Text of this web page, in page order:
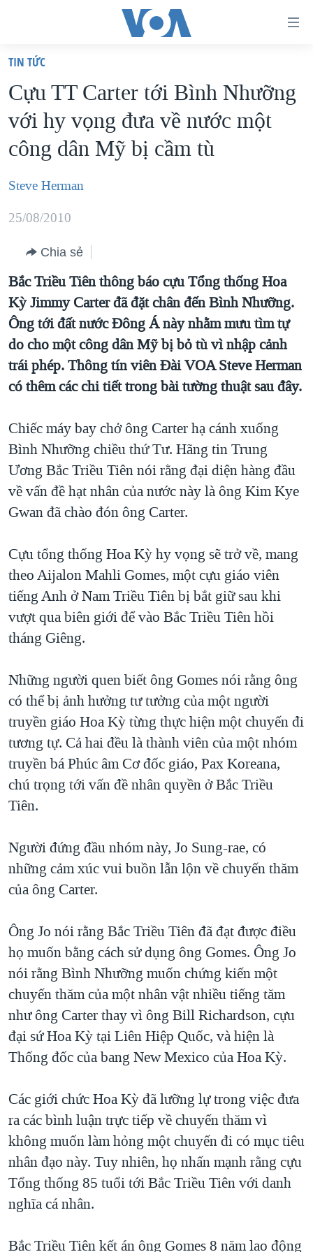
truy
cập
Tới
nội
chính
điều
hướng
Đi
tới
"Tìm"
VIỆT NAM
HOA KỲ
BIỂN ĐÔNG
THẾ GIỚI
DIỄN ĐÀN
MỤC
TỰ DO BÁO CHÍ
VẠCH TRẦN TIN GIẢ
NGƯỜI VIỆT HẢI NGOẠI
ĐỜI SỐNG
KINH TẾ
SỨC KHOẺ
VĂN HOÁ
THỂ THAO
CHUYÊN ĐỀ
CHIẾN TRANH THƯƠNG MẠI CỦA MỸ: QUÁ KHỨ VÀ HIỆN
HÀNH TRÌNH BẦU CỬ 2024
MỘT NĂM CHIẾN TRANH TẠI DẢI GAZA
GIẢI MÃ VÀNH ĐAI & CON ĐƯỜNG
TRỊNH VĨNH BÌNH - NGƯỜI HẠ 'BÊN THẮNG CUỘC'
GROUND ZERO – XƯA VÀ NAY
CHI PHÍ CHIẾN TRANH AFGHANISTAN
CÁC GIÁ TRỊ CỘNG HÒA Ở VIỆT NAM
TRỊNH VĨNH BÌNH VS. CHÍNH PHỦ VIỆT NAM
NGƯ DÂN VIỆT VÀ LÀN SÓNG TRỘM HẢI SÂM
BÊN KIA QUỐC LỘ: TIẾNG VỌNG TỪ NÔNG THÔN MỸ
QUAN HỆ VIỆT MỸ
HỌC TIẾNG ANH
VIDEO
NGHE
MẠNG XÃ HỘI
Ngôn ngữ khác
TIN TỨC
Cựu TT Carter tới Bình Nhưỡng
với hy vọng đưa về nước một
công dân Mỹ bị cầm tù
Steve Herman
25/08/2010
Chia sẻ
Bắc Triều Tiên thông báo cựu Tổng thống Hoa
Kỳ Jimmy Carter đã đặt chân đến Bình Nhưỡng.
Ông tới đất nước Đông Á này nhằm mưu tìm tự
do cho một công dân Mỹ bị bỏ tù vì nhập cảnh
trái phép. Thông tín viên Đài VOA Steve Herman
có thêm các chi tiết trong bài tường thuật sau đây.
Chiếc máy bay chở ông Carter hạ cánh xuống
Bình Nhưỡng chiều thứ Tư. Hãng tin Trung
Ương Bắc Triều Tiên nói rằng đại diện hàng đầu
về vấn đề hạt nhân của nước này là ông Kim Kye
Gwan đã chào đón ông Carter.
Cựu tổng thống Hoa Kỳ hy vọng sẽ trở về, mang
theo Aijalon Mahli Gomes, một cựu giáo viên
tiếng Anh ở Nam Triều Tiên bị bắt giữ sau khi
vượt qua biên giới để vào Bắc Triều Tiên hồi
tháng Giêng.
Những người quen biết ông Gomes nói rằng ông
có thể bị ảnh hưởng tư tưởng của một người
truyền giáo Hoa Kỳ từng thực hiện một chuyến đi
tương tự. Cả hai đều là thành viên của một nhóm
truyền bá Phúc âm Cơ đốc giáo, Pax Koreana,
chú trọng tới vấn đề nhân quyền ở Bắc Triều
Tiên.
Người đứng đầu nhóm này, Jo Sung-rae, có
những cảm xúc vui buồn lẫn lộn về chuyến thăm
của ông Carter.
Ông Jo nói rằng Bắc Triều Tiên đã đạt được điều
họ muốn bằng cách sử dụng ông Gomes. Ông Jo
nói rằng Bình Nhưỡng muốn chứng kiến một
chuyến thăm của một nhân vật nhiều tiếng tăm
như ông Carter thay vì ông Bill Richardson, cựu
đại sứ Hoa Kỳ tại Liên Hiệp Quốc, và hiện là
Thống đốc của bang New Mexico của Hoa Kỳ.
Các giới chức Hoa Kỳ đã lưỡng lự trong việc đưa
ra các bình luận trực tiếp về chuyến thăm vì
không muốn làm hỏng một chuyến đi có mục tiêu
nhân đạo này. Tuy nhiên, họ nhấn mạnh rằng cựu
Tổng thống 85 tuổi tới Bắc Triều Tiên với danh
nghĩa cá nhân.
Bắc Triều Tiên kết án ông Gomes 8 năm lao động